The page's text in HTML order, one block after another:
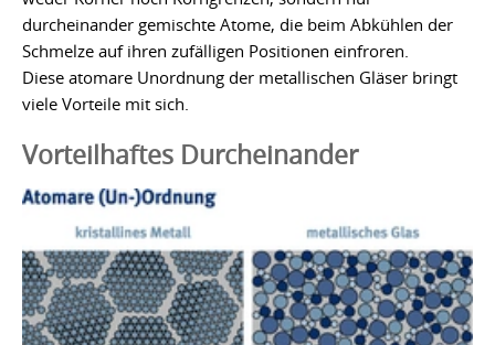
durcheinander gemischte Atome, die beim Abkühlen der
Schmelze auf ihren zufälligen Positionen einfroren.
Diese atomare Unordnung der metallischen Gläser bringt
viele Vorteile mit sich.
Vorteilhaftes Durcheinander